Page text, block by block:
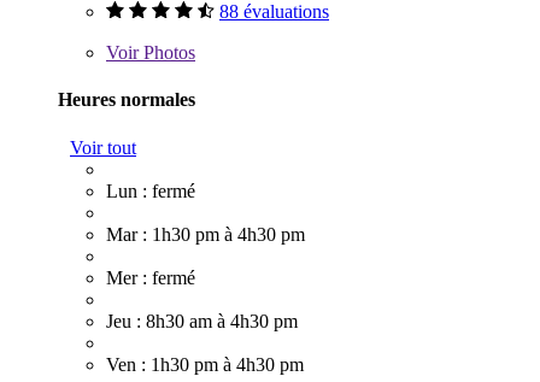
88 évaluations
VoirPhotos
Heures normales
Voir tout
Lun : fermé
Mar : 1h30 pm à 4h30 pm
Mer : fermé
Jeu : 8h30 am à 4h30 pm
Ven : 1h30 pm à 4h30 pm